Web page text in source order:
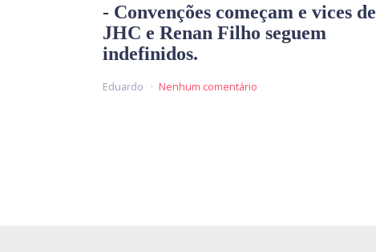
- Convenções começam e vices de
JHC e Renan Filho seguem
indefinidos.
Eduardo Nenhum comentário